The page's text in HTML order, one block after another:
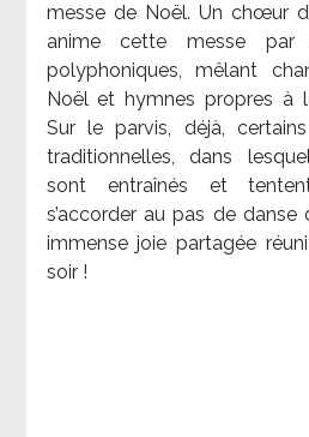
messe de Noël. Un chœur
anime cette messe par
polyphoniques, mêlant
Noël et hymnes propres à
Sur le parvis, déjà,
traditionnelles, dans
sont entraînés et
s’accorder au pas de danse
immense joie partagée
soir !